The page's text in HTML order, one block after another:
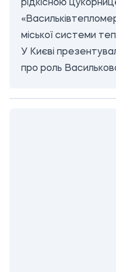
рідкісною
міської системи
У Києві
про роль